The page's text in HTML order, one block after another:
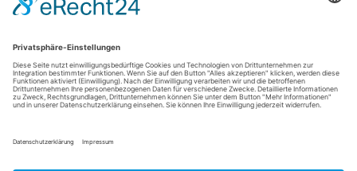
Kontakt
AGFEO GmbH & Co. KG
33647 Bielefeld
Fax: +49 521 44709-98555